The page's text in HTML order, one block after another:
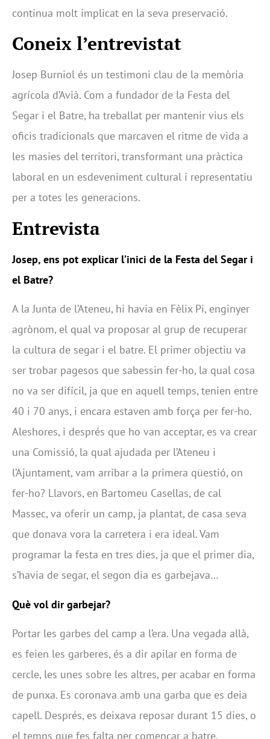
continua molt implicat en la seva preservació.
Coneix l’entrevistat
Josep Burniol és un testimoni clau de la memòria
agrícola d’Avià. Com a fundador de la Festa del
Segar i el Batre, ha treballat per mantenir vius els
oficis tradicionals que marcaven el ritme de vida a
les masies del territori, transformant una pràctica
laboral en un esdeveniment cultural i representatiu
per a totes les generacions.
Entrevista
Josep, ens pot explicar l’inici de la Festa del Segar i
el Batre?
A la Junta de l’Ateneu, hi havia en Fèlix Pi, enginyer
agrònom, el qual va proposar al grup de recuperar
la cultura de segar i el batre. El primer objectiu va
ser trobar pagesos que sabessin fer-ho, la qual cosa
no va ser difícil, ja que en aquell temps, tenien entre
40 i 70 anys, i encara estaven amb força per fer-ho.
Aleshores, i després que ho van acceptar, es va crear
una Comissió, la qual ajudada per l’Ateneu i
l’Ajuntament, vam arribar a la primera qüestió, on
fer-ho? Llavors, en Bartomeu Casellas, de cal
Massec, va oferir un camp, ja plantat, de casa seva
que donava vora la carretera i era ideal. Vam
programar la festa en tres dies, ja que el primer dia,
s’havia de segar, el segon dia es garbejava…
Què vol dir garbejar?
Portar les garbes del camp a l’era. Una vegada allà,
es feien les garberes, és a dir apilar en forma de
cercle, les unes sobre les altres, per acabar en forma
de punxa. Es coronava amb una garba que es deia
capell. Després, es deixava reposar durant 15 dies, o
el temps que fes falta per començar a batre.